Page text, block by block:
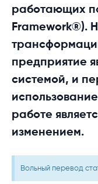
работающих
Framework®).
предприятие
системой, и
работе
изменением.
Вольный перевод